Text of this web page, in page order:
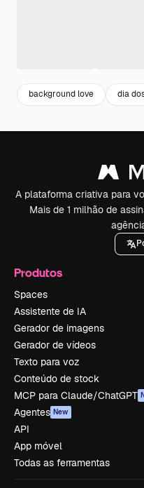
background love dia
A plataforma criativa para
Mais de 1 milhão de
Produtos
Spaces
Assistente de IA
Gerador de imagens
Gerador de vídeos
Texto para voz
Conteúdo de stock
MCP para Claude/ChatGPT
Agentes New
API
App móvel
Todas as ferramentas